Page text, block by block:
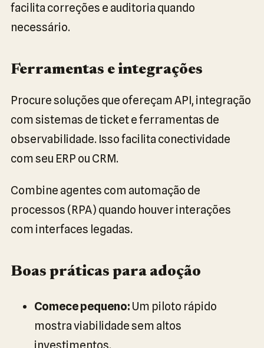
facilita correções e auditoria quando
necessário.
Ferramentas e integrações
Procure soluções que ofereçam API, integração
com sistemas de ticket e ferramentas de
observabilidade. Isso facilita conectividade
com seu ERP ou CRM.
Combine agentes com automação de
processos (RPA) quando houver interações
com interfaces legadas.
Boas práticas para adoção
Comece pequeno: Um piloto rápido
mostra viabilidade sem altos
investimentos.